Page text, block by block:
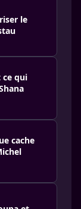
le
ce qui
cache